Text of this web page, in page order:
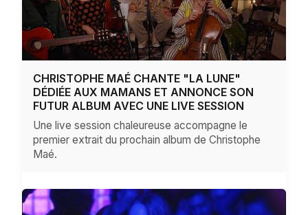
CHRISTOPHE MAÉ CHANTE "LA LUNE"
DÉDIÉE AUX MAMANS ET ANNONCE SON
FUTUR ALBUM AVEC UNE LIVE SESSION
Une live session chaleureuse accompagne le
premier extrait du prochain album de Christophe
Maé.